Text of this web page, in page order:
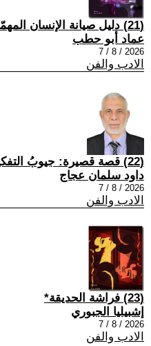
(21) دليل صيانة الإنسان المهمّش
عماد أبو حطب
2026 / 8 / 7
الادب والفن
(22) قصة قصيرة: جيوبُ التفكير
داود سلمان عجاج
2026 / 8 / 7
الادب والفن
(23) فراشة الحديقة*
إشبيليا الجبوري
2026 / 8 / 7
الادب والفن